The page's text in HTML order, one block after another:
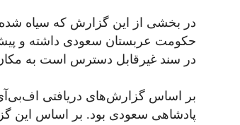
در بخشی از این گزارش که سیاه شده
حکومت عربستان سعودی داشته و
در سند غیرقابل دسترس است به
پادشاهی سعودی بود. بر اساس این